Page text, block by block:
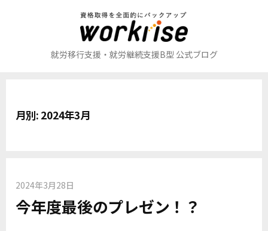
就労移行支援・就労継続支援B型 公式ブログ
月別: 2024年3月
2024年3月28日
今年度最後のプレゼン！？